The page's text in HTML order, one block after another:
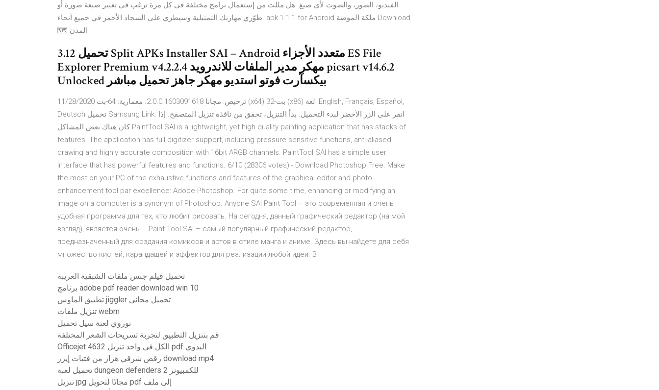
الفيديو، الصور، والصوت لأي صيغ. هل مللت من إستعمال برامج مختلفة في كل مرة ترغب في تغيير صيغة صورة أو
Download ملكة الموضة apk 1.1.1 for Android. طوّري مهارتك التمثيلية وسيطري على السجاد الأحمر في جميع أنحاء
المدن 🗺️
تحميل 3.12 Split APKs Installer SAI‏ – Android متعدد الأجزاء ES File
Explorer Premium v4.2.2.4 مهكر مدير الملفات للاندرويد picsart v14.6.2
Unlocked بيكسآرت فوتو استديو مهكر جاهز تحميل مباشر
11/28/2020 ترخيص: مجانا 2.0.0.1603091618. معمارية: 64-بت (x64) 32-بت (x86) لغة: English, Français, Español,
Deutsch تحميل Samsung Link. انقر على الزر الأخضر لبدء التحميل. بدأ التنزيل، تحقق من نافذة تنزيل المتصفح. إذا
كان هناك بعض المشاكل PaintTool SAI is a lightweight, yet high quality painting application that has stacks of
features. The application has full digitizer support, including pressure sensitive functions, anti-aliased
drawing and highly accurate composition with 16bit ARGB channels. PaintTool SAI has a simple user
interface that has powerful features and functions. 6/10 (28306 votes) - Download Photoshop Free. Make
the most on your PC of the exhaustive functions and features of the graphical editor and photo
enhancement tool par excellence: Adobe Photoshop. For quite some time, enhancing or modifying an
image on a computer is a synonym of Photoshop. Anyone SAI Paint Tool – это современная и очень
удобная программа для тех, кто любит рисовать. На сегодня, данный графический редактор (на мой
взгляд), является очень … Paint Tool SAI – самый популярный графический редактор,
предназначенный для создания комиксов и артов в стиле манга и аниме. Здесь вы найдете для себя
множество кистей, карандашей и эффектов для реализации любой идеи. В
تحميل فيلم جنس ملفات الشبقية الغريبة
برنامج adobe pdf reader download win 10
تطبيق الماوس jiggler تحميل مجاني
تنزيل ملفات webm
نوروي لعنة سيل تحميل
قم بتنزيل التطبيق لتجربة تسريحات الشعر المختلفة
Officejet 4632 الكل في واحد تنزيل pdf اليدوي
رقص شرقي هزاز من فتيات إيزر download mp4
تحميل لعبة dungeon defenders 2 للكمبيوتر
تنزيل jpg مجانًا لتحويل pdf إلى ملف